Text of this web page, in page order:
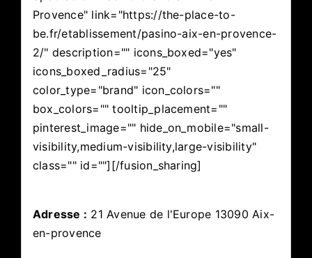
Provence" link="https://the-place-to-
be.fr/etablissement/pasino-aix-en-provence-
2/" description="" icons_boxed="yes"
icons_boxed_radius="25"
color_type="brand" icon_colors=""
box_colors="" tooltip_placement=""
pinterest_image="" hide_on_mobile="small-
visibility,medium-visibility,large-visibility"
class="" id=""][/fusion_sharing]
Adresse : 21 Avenue de l'Europe 13090 Aix-
en-provence